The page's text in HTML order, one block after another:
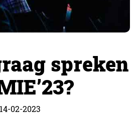
spreken
14-02-2023